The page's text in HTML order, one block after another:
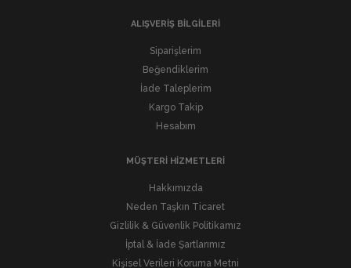
ALIŞVERİŞ BİLGİLERİ
Siparişlerim
Beğendiklerim
İade Taleplerim
Kargo Takip
Hesabım
MÜŞTERİ HİZMETLERİ
Hakkımızda
Neden Taşkın Ticaret
Gizlilik & Güvenlik Politikamız
İptal & İade Şartlarımız
Kişisel Verileri Koruma Metni